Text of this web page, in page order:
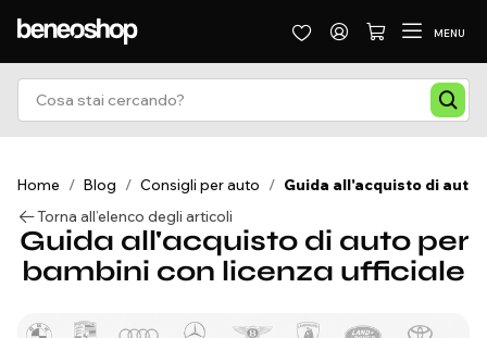
MENU
Home / Blog / Consigli per auto / Guida all'acquisto di auto
Torna all’elenco degli articoli
Guida all'acquisto di auto per
bambini con licenza ufficiale